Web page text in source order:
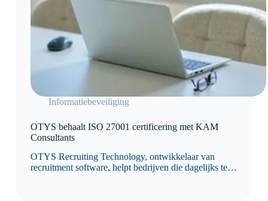
Informatiebeveiliging
OTYS behaalt ISO 27001 certificering met KAM
Consultants
OTYS Recruiting Technology, ontwikkelaar van
recruitment software, helpt bedrijven die dagelijks te